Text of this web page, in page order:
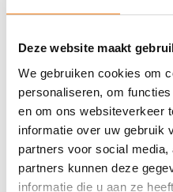
Deze website maakt
We gebruiken cookies om
personaliseren, om
en om ons websiteverkeer
informatie over uw gebruik
partners voor social
partners kunnen deze
informatie die u aan ze
€73,00
Eerstvolgende startdatum
07-09-2026
2.5zelfstudie uren